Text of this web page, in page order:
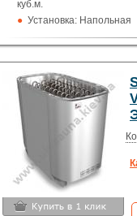
куб.м.
Установка: Напольная
Пульт управления: